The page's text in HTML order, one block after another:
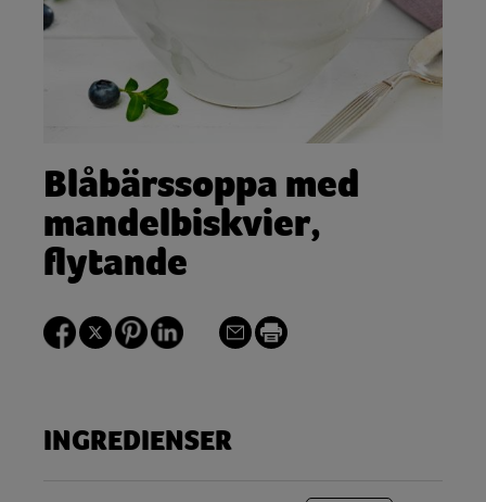
Blåbärssoppa med
mandelbiskvier,
flytande
INGREDIENSER